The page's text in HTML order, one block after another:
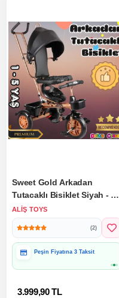
Sweet Gold Arkadan
Tutacaklı Bisiklet Siyah - Üç
Tekerli İtmeli Bisiklet -
Ebeveyn Kontröllü Bisiklet
Bebek Bisikleti
ALIŞ TOYS
(2)
Hediye Paketine Uygun
3.999,90 TL